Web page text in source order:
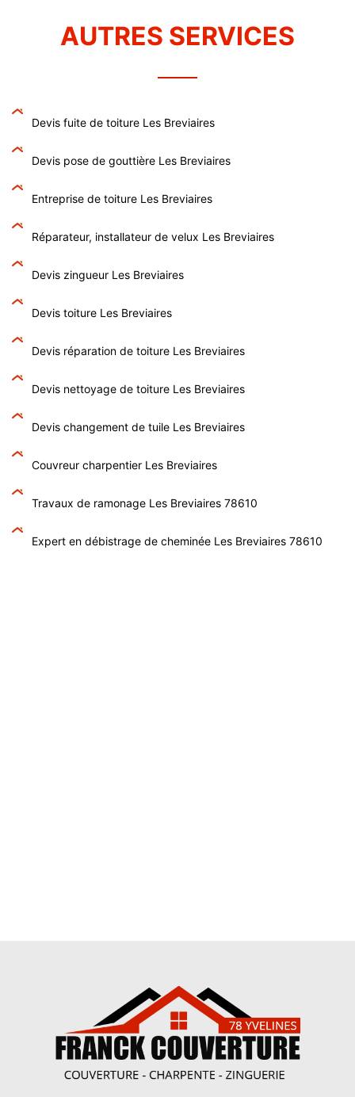
AUTRES SERVICES
Devis fuite de toiture Les Breviaires
Devis pose de gouttière Les Breviaires
Entreprise de toiture Les Breviaires
Réparateur, installateur de velux Les Breviaires
Devis zingueur Les Breviaires
Devis toiture Les Breviaires
Devis réparation de toiture Les Breviaires
Devis nettoyage de toiture Les Breviaires
Devis changement de tuile Les Breviaires
Couvreur charpentier Les Breviaires
Travaux de ramonage Les Breviaires 78610
Expert en débistrage de cheminée Les Breviaires 78610